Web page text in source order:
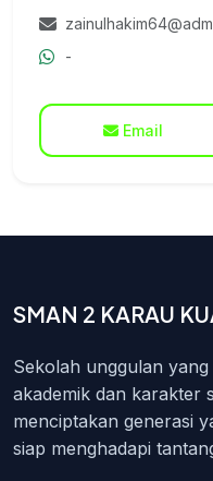
-
Email
SMAN 2 KARAU
Sekolah unggulan
akademik dan karakter
menciptakan generasi
siap menghadapi